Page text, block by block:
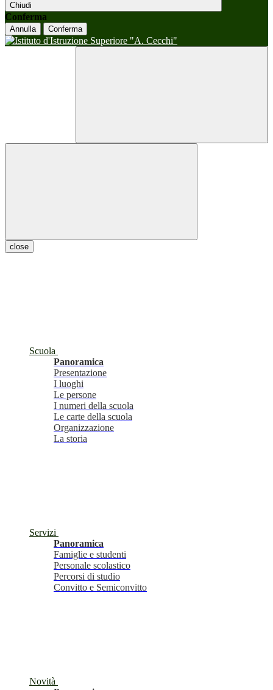
Chiudi
Conferma
Annulla Conferma
close
Scuola
Panoramica
Presentazione
I luoghi
Le persone
I numeri della scuola
Le carte della scuola
Organizzazione
La storia
Servizi
Panoramica
Famiglie e studenti
Personale scolastico
Percorsi di studio
Convitto e Semiconvitto
Novità